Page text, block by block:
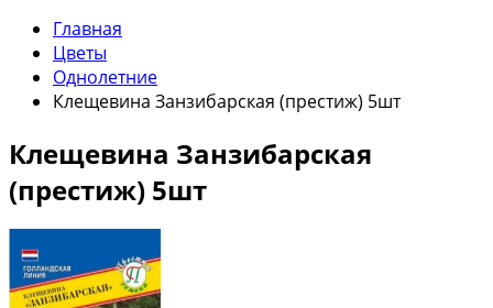
Главная
Цветы
Однолетние
Клещевина Занзибарская (престиж) 5шт
Клещевина Занзибарская
(престиж) 5шт